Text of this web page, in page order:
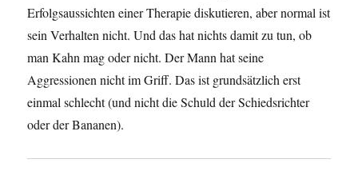
Erfolgsaussichten einer Therapie diskutieren, aber normal ist
sein Verhalten nicht. Und das hat nichts damit zu tun, ob
man Kahn mag oder nicht. Der Mann hat seine
Aggressionen nicht im Griff. Das ist grundsätzlich erst
einmal schlecht (und nicht die Schuld der Schiedsrichter
oder der Bananen).